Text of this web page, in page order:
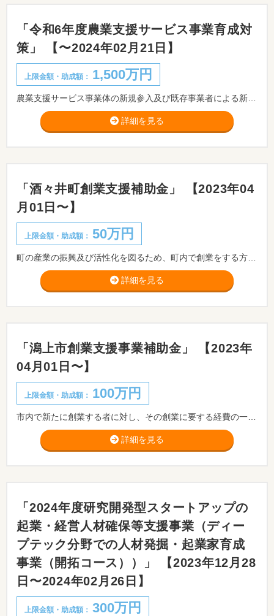
「令和6年度農業支援サービス事業育成対
策」 【〜2024年02月21日】
上限金額・助成額： 1,500万円
詳細を見る
「酒々井町創業支援補助金」 【2023年04
月01日〜】
上限金額・助成額： 50万円
詳細を見る
「潟上市創業支援事業補助金」 【2023年
04月01日〜】
上限金額・助成額： 100万円
詳細を見る
「2024年度研究開発型スタートアップの
起業・経営人材確保等支援事業（ディー
プテック分野での人材発掘・起業家育成
事業（開拓コース））」 【2023年12月28
日〜2024年02月26日】
上限金額・助成額： 300万円